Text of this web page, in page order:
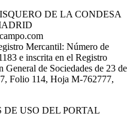
DE LA CONDESA
Mercantil: Número de
e inscrita en el Registro
de Sociedades de 23 de
Folio 114, Hoja M-762777,
USO DEL PORTAL